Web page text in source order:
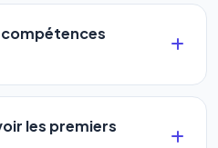
a été conçu pour
profils: artisans,
PME ou
les premiers